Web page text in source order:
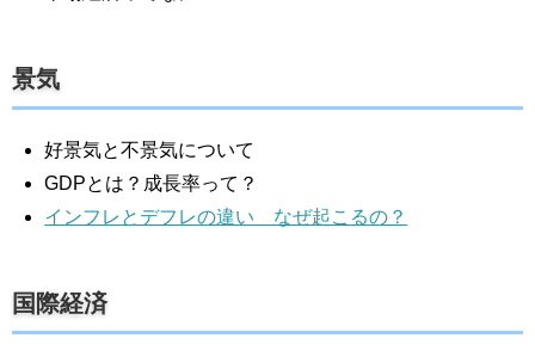
景気
好景気と不景気について
GDPとは？成長率って？
インフレとデフレの違い なぜ起こるの？
国際経済